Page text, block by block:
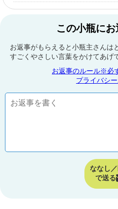
この小瓶に
お返事がもらえると小瓶主さんは
すごくやさしい言葉をかけてあげ
お返事のルール※必
プライバシ
ななし
で送る